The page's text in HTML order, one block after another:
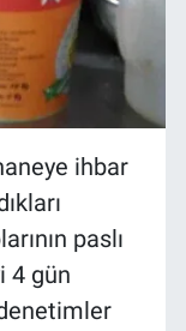
ihbar
paslı
4 gün